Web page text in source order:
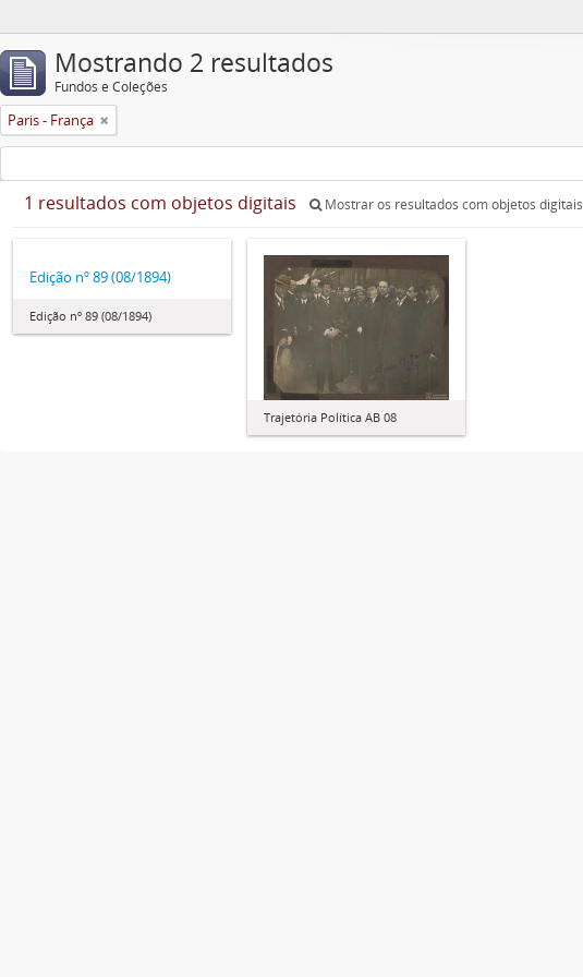
Mostrando 2 resultados
Fundos e Coleções
Paris - França
1 resultados com objetos digitais Mostrar os resultados com objetos digitais
Edição nº 89 (08/1894)
Edição nº 89 (08/1894)
Trajetória Política AB 08